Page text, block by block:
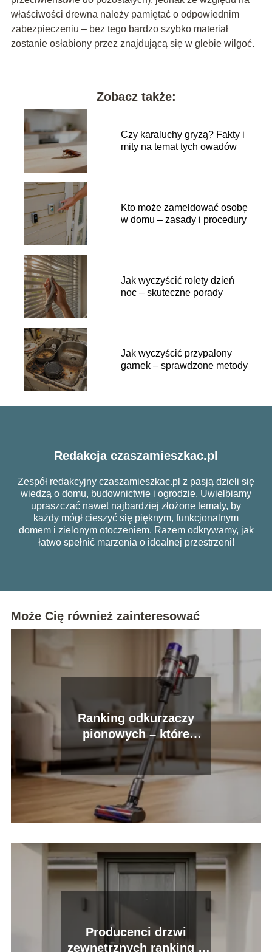
właściwości drewna należy pamiętać o odpowiednim
zabezpieczeniu – bez tego bardzo szybko materiał
zostanie osłabiony przez znajdującą się w glebie wilgoć.
Zobacz także:
Czy karaluchy gryzą? Fakty i
mity na temat tych owadów
Kto może zameldować osobę
w domu – zasady i procedury
Jak wyczyścić rolety dzień
noc – skuteczne porady
Jak wyczyścić przypalony
garnek – sprawdzone metody
Redakcja czaszamieszkac.pl
Zespół redakcyjny czaszamieszkac.pl z pasją dzieli się
wiedzą o domu, budownictwie i ogrodzie. Uwielbiamy
upraszczać nawet najbardziej złożone tematy, by
każdy mógł cieszyć się pięknym, funkcjonalnym
domem i zielonym otoczeniem. Razem odkrywamy, jak
łatwo spełnić marzenia o idealnej przestrzeni!
Może Cię również zainteresować
Ranking odkurzaczy
pionowych – które
modele warto kupić?
Producenci drzwi
zewnętrznych ranking –